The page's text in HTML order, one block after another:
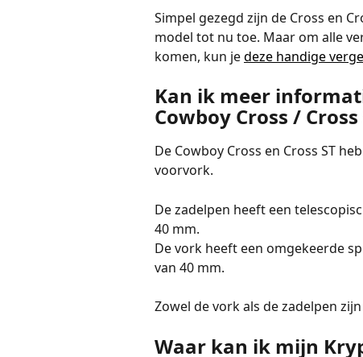
Simpel gezegd zijn de Cross en
model tot nu toe. Maar om alle
komen, kun je deze handige
Kan ik meer
Cowboy Cross / Cross
De Cowboy Cross en Cross ST
voorvork.
De zadelpen heeft een
40 mm.
De vork heeft een omgekeerde
van 40 mm.
Zowel de vork als de zadelpen
Waar kan ik mijn